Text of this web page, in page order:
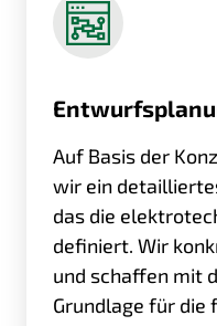
Auf Basis der
wir ein
das die
definiert. Wir
und schaffen mit
Grundlage für die